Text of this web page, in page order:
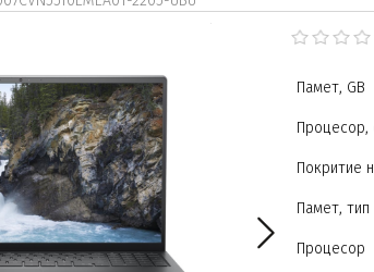
Памет, GB
Процесор,
Покритие
Памет, тип
Процесор